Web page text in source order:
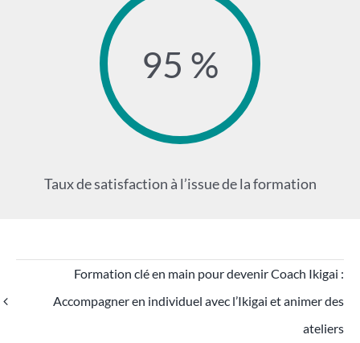
95 %
Taux de satisfaction à l’issue de la formation
Formation clé en main pour devenir Coach Ikigai :
Accompagner en individuel avec l’Ikigai et animer des
ateliers